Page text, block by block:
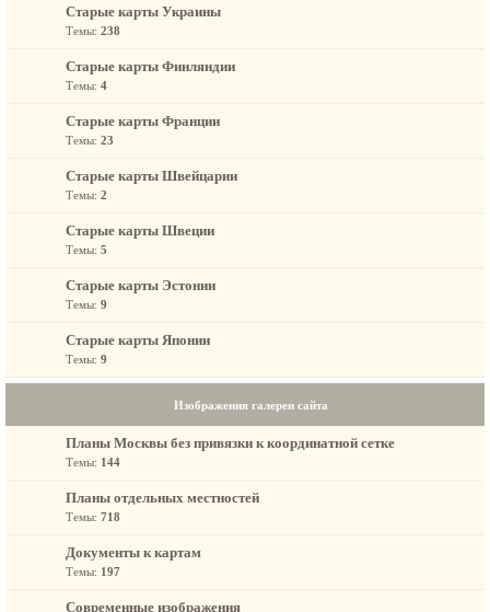
Старые карты Украины
Темы: 238
Старые карты Финляндии
Темы: 4
Старые карты Франции
Темы: 23
Старые карты Швейцарии
Темы: 2
Старые карты Швеции
Темы: 5
Старые карты Эстонии
Темы: 9
Старые карты Японии
Темы: 9
Изображения галереи сайта
Планы Москвы без привязки к координатной сетке
Темы: 144
Планы отдельных местностей
Темы: 718
Документы к картам
Темы: 197
Современные изображения